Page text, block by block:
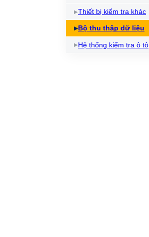
Thiết bị kiểm tra khác
Bộ thu thập dữ liệu
Hệ thống kiểm tra ô tô